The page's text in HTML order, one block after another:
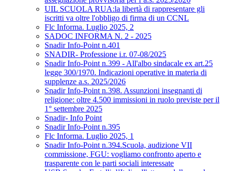
UIL SCUOLA RUA:la libertà di rappresentare gli
iscritti va oltre l'obbligo di firma di un CCNL
Flc Informa. Luglio 2025, 2
SADOC INFORMA N. 2 - 2025
Snadir Info-Point n.401
SNADIR- Professione i.r. 07-08/2025
Snadir Info-Point n.399 - All'albo sindacale ex art.25
legge 300/1970. Indicazioni operative in materia di
supplenze a.s. 2025/2026
Snadir Info-Point n.398. Assunzioni insegnanti di
religione: oltre 4.500 immissioni in ruolo previste per il
1° settembre 2025
Snadir- Info Point
Snadir Info-Point n.395
Flc Informa. Luglio 2025, 1
Snadir Info-Point n.394.Scuola, audizione VII
commissione, FGU: vogliamo confronto aperto e
trasparente con le parti sociali interessate